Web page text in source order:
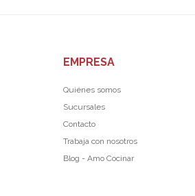
EMPRESA
Quiénes somos
Sucursales
Contacto
Trabaja con nosotros
Blog - Amo Cocinar